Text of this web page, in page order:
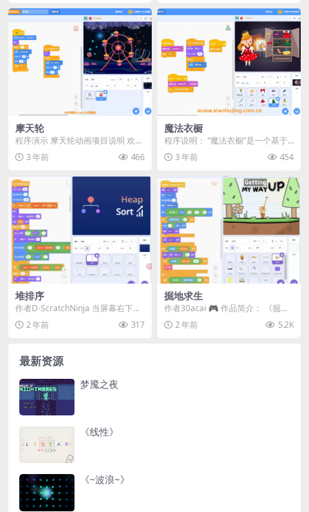
摩天轮
程序演示 摩天轮动画项目说明 欢迎
来到“摩天轮”项目！这是一个专为小
朋友设计的S...
3 年前 466
魔法衣橱
程序说明： “魔法衣橱”是一个基于S
cratch平台开发的搭配服装小游
戏。在这个...
3 年前 454
堆排序
作者D-ScratchNinja 当屏幕右下角
出现箭头时，请点击任意位置以继
续。...2 年前 317
掘地求生
作者30acai 🎮 作品简介： 《掘地
求生》是一款结合了两款愤怒游戏
——《Ge...
2 年前 5.2K
最新资源
梦魇之夜
《线性》
《~波浪~》